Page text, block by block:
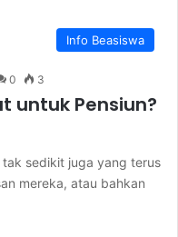
Info Beasiswa
0 3
untuk Pensiun?
sedikit juga yang terus
mereka, atau bahkan